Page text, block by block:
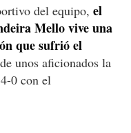
del equipo, el
Mello vive una
que sufrió el
unos aficionados la
0 con el